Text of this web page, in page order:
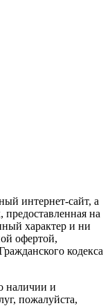
интернет-сайт, а
на
характер и ни
офертой,
кодекса
наличии и
пожалуйста,